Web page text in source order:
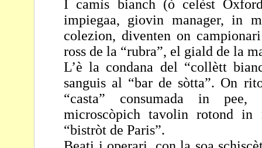
I camìs bianch (ò celèst
impiegaa, giovin manager, in
colezion, diventen on
ross de la “rubra”, el giald de la
L’è la condana del “collètt
sanguis al “bar de sòtta”. On
“casta” consumada in
microscòpich tavolin rotond
“bistròt de Paris”.